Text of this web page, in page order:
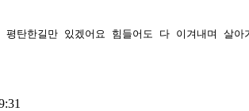
평탄한길만 있겠어요 힘들어도 다 이겨내며 살아